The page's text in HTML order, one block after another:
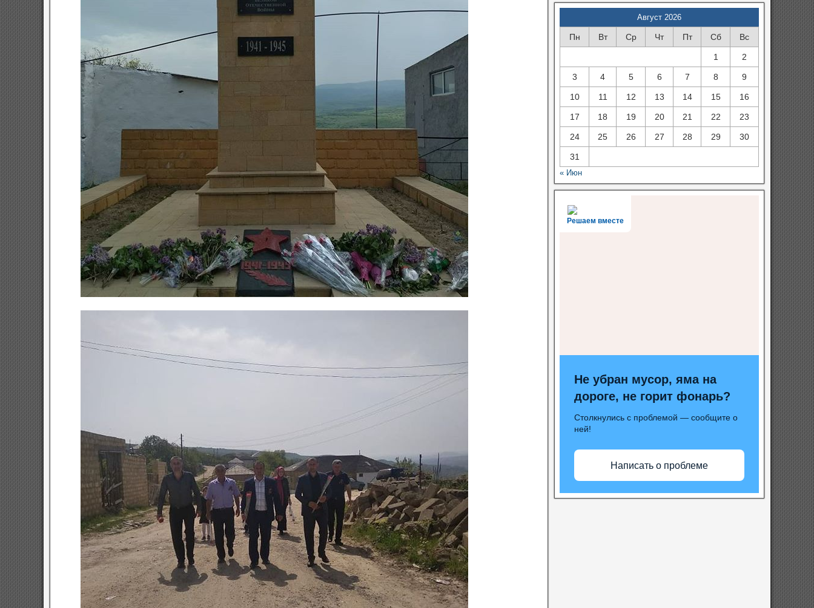
Август 2026
Пн Вт Ср Чт Пт Сб Вс
1 2
3 4 5 6 7 8 9
10 11 12 13 14 15 16
17 18 19 20 21 22 23
24 25 26 27 28 29 30
31
« Июн
Решаем вместе
Не убран мусор, яма на
дороге, не горит фонарь?
Столкнулись с проблемой — сообщите о
ней!
Написать о проблеме